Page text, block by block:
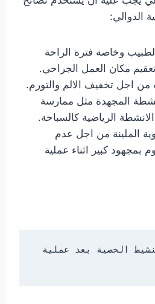
الدوالي:
الطبيب وخاصة فترة الراحة
تعقيم مكان العمل الجراحي.
من اجل تخفيف الالم والتورم.
المجهدة مثل ممارسة
الرياضية كالسباحة.
الملينة من اجل عدم
بمجهود كبير اثناء عملية